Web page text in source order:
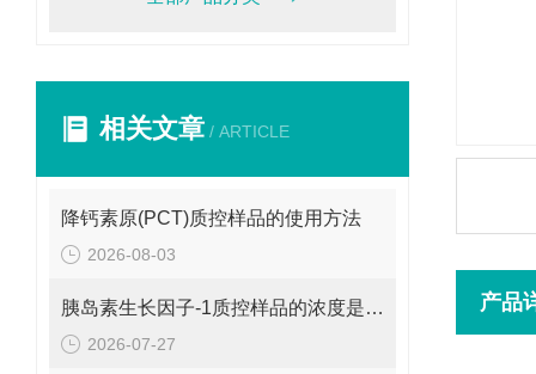
相关文章 / ARTICLE
降钙素原(PCT)质控样品的使用方法
2026-08-03
胰岛素生长因子-1质控样品的浓度是多少呢？
2026-07-27
产品